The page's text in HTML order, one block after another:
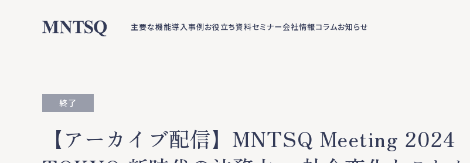
主要な機能導入事例お役立ち資料セミナー会社情報コラムお知らせ
終了
【アーカイブ配信】MNTSQ Meeting 2024